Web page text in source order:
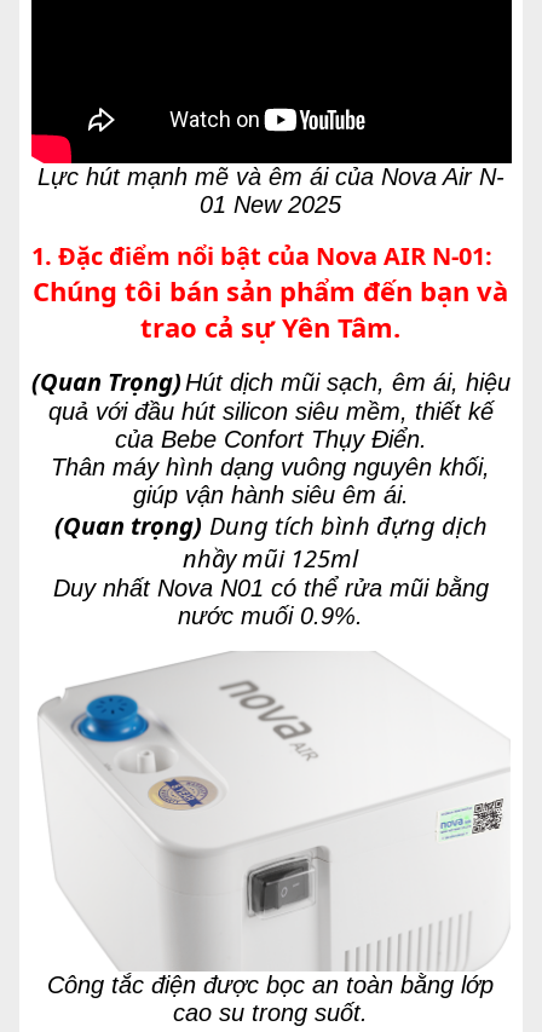
Lực hút mạnh mẽ và êm ái của Nova Air N-
01 New 2025
1. Đặc điểm nổi bật của Nova AIR N-01:
Chúng tôi bán sản phẩm đến bạn và
trao cả sự Yên Tâm.
(Quan Trọng)Hút dịch mũi sạch, êm ái, hiệu
quả với đầu hút silicon siêu mềm, thiết kế
của Bebe Confort Thụy Điển.
Thân máy hình dạng vuông nguyên khối,
giúp vận hành siêu êm ái.
(Quan trọng) Dung tích bình đựng dịch
nhầy mũi 125ml
Duy nhất Nova N01 có thể rửa mũi bằng
nước muối 0.9%.
Công tắc điện được bọc an toàn bằng lớp
cao su trong suốt.